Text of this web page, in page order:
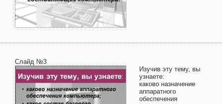
Слайд №3
Изучив эту тему, вы
узнаете:
каково назначение
аппаратного
обеспечения